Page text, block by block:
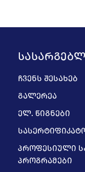
ᲩᲕᲔᲜᲡ ᲨᲔᲡᲐᲮᲔᲑ
ᲒᲐᲚᲔᲠᲔᲐ
ᲔᲚ. ᲬᲘᲒᲜᲔᲑᲘ
ᲞᲠᲝᲤᲔᲡᲘᲣᲚᲘ
ᲞᲠᲝᲒᲠᲐᲛᲔᲑᲘ